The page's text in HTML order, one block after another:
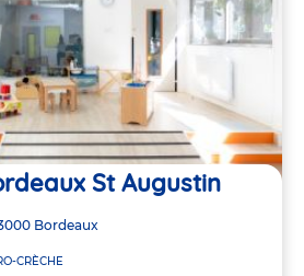
St Augustin
Bordeaux
CRÈCHE